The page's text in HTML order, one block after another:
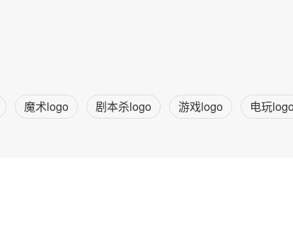
魔术logo 剧本杀logo 游戏logo 电玩